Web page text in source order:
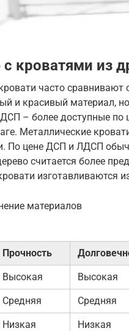
кроватями из
часто
и красивый материал,
– более доступные по
Металлические
По цене ДСП и ЛДСП
считается более
изготавливаются
материалов
Прочность
Высокая Высокая
Средняя Средняя
Низкая Низкая